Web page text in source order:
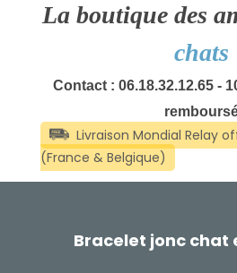
La boutique des
chats
Contact : 06.18.32.12.65 -
Bracelet jonc chat